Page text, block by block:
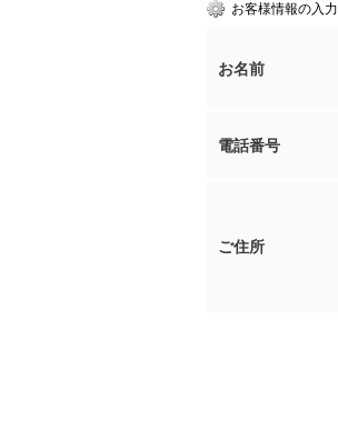
お客様情報の入力
お名前
電話番号
ご住所